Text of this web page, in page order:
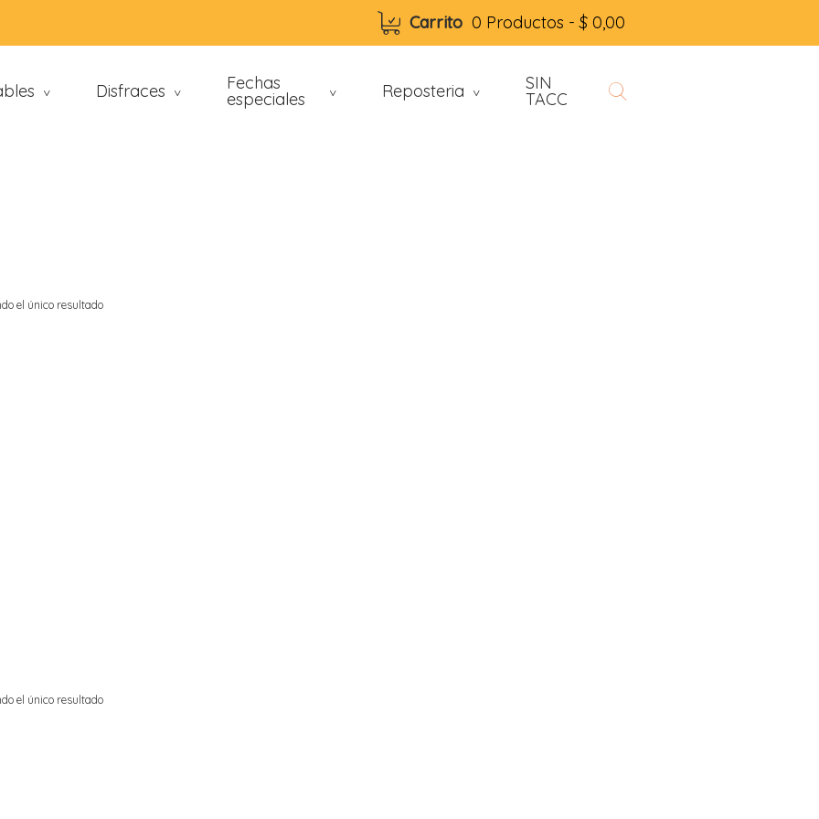
Carrito 0 Productos -$ 0,00
> Disfraces > Fechas
especiales > Reposteria > SIN
TACC
el único resultado
el único resultado